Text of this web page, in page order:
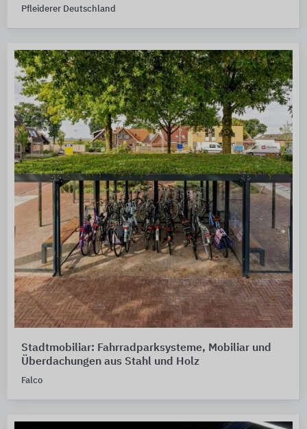
Pfleiderer Deutschland
Stadtmobiliar: Fahrradparksysteme, Mobiliar und
Überdachungen aus Stahl und Holz
Falco